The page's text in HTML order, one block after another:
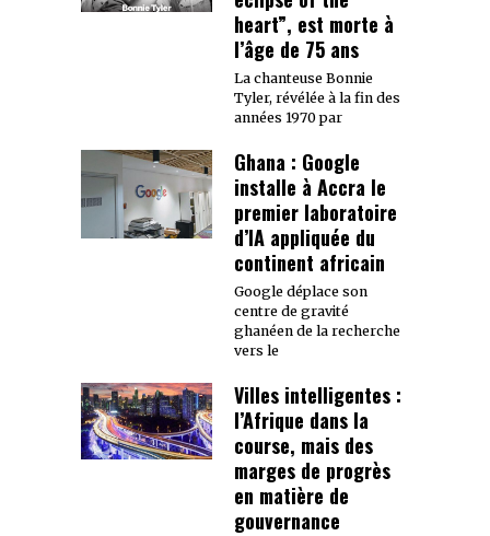
heart”, est morte à
l’âge de 75 ans
La chanteuse Bonnie
Tyler, révélée à la fin des
années 1970 par
Ghana : Google
installe à Accra le
premier laboratoire
d’IA appliquée du
continent africain
Google déplace son
centre de gravité
ghanéen de la recherche
vers le
Villes intelligentes :
l’Afrique dans la
course, mais des
marges de progrès
en matière de
gouvernance